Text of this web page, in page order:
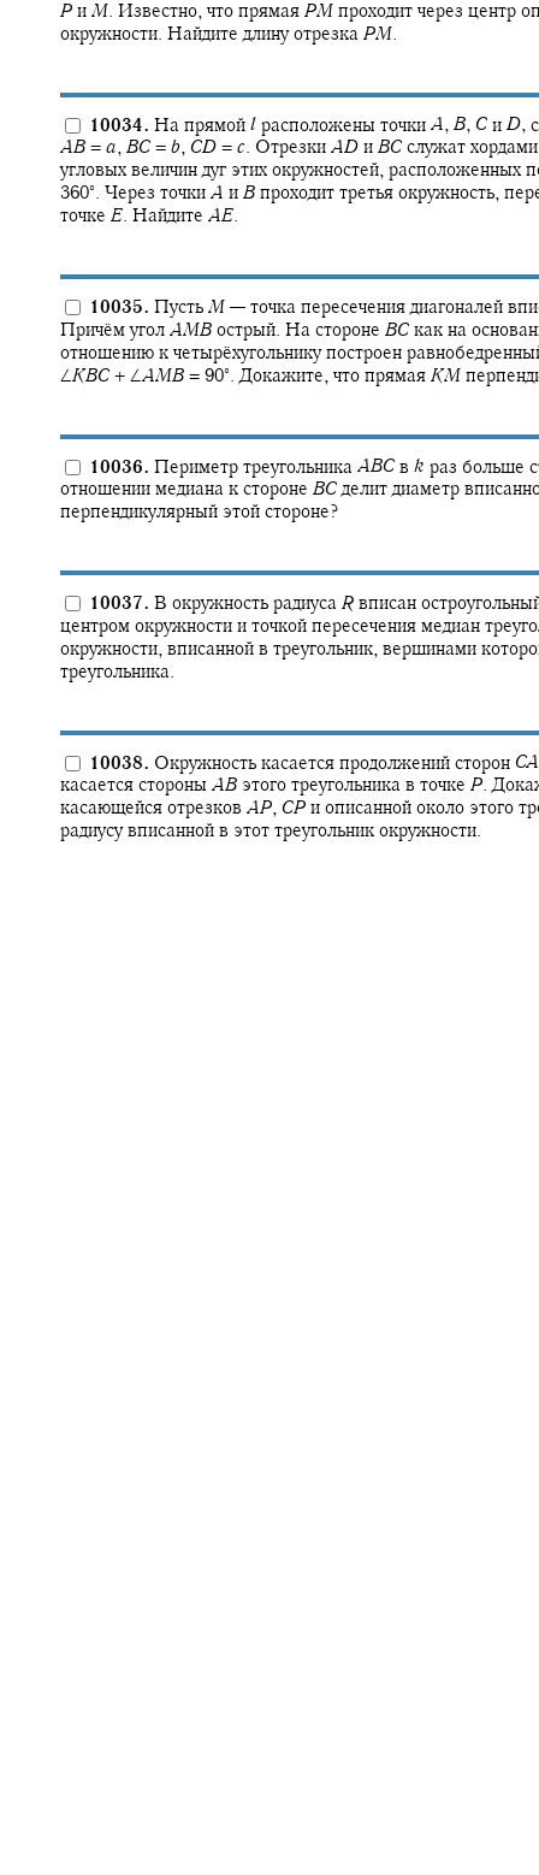
P и M. Известно, что прямая PM проходит через центр
окружности. Найдите длину отрезка PM.
10034. На прямой l расположены точки A, B, C и D,
AB = a, BC = b, CD = c. Отрезки AD и BC служат
угловых величин дуг этих окружностей, расположенных
360‍∘ . Через точки A и B проходит третья окружность,
точке E. Найдите AE.
10035. Пусть M — точка пересечения диагоналей
Причём угол AMB острый. На стороне BC как на
отношению к четырёхугольнику построен
∠KBC + ∠AMB = 90‍∘ . Докажите, что прямая KM
10036. Периметр треугольника ABC в k раз больше
отношении медиана к стороне BCделит диаметр
перпендикулярный этой стороне?
10037. В окружность радиуса R вписан
центром окружности и точкой пересечения медиан
окружности, вписанной в треугольник, вершинами
треугольника.
10038. Окружность касается продолжений сторон CA
касается стороны AB этого треугольника в точке P.
касающейся отрезков AP, CP и описанной около этого
радиусу вписанной в этот треугольник окружности.